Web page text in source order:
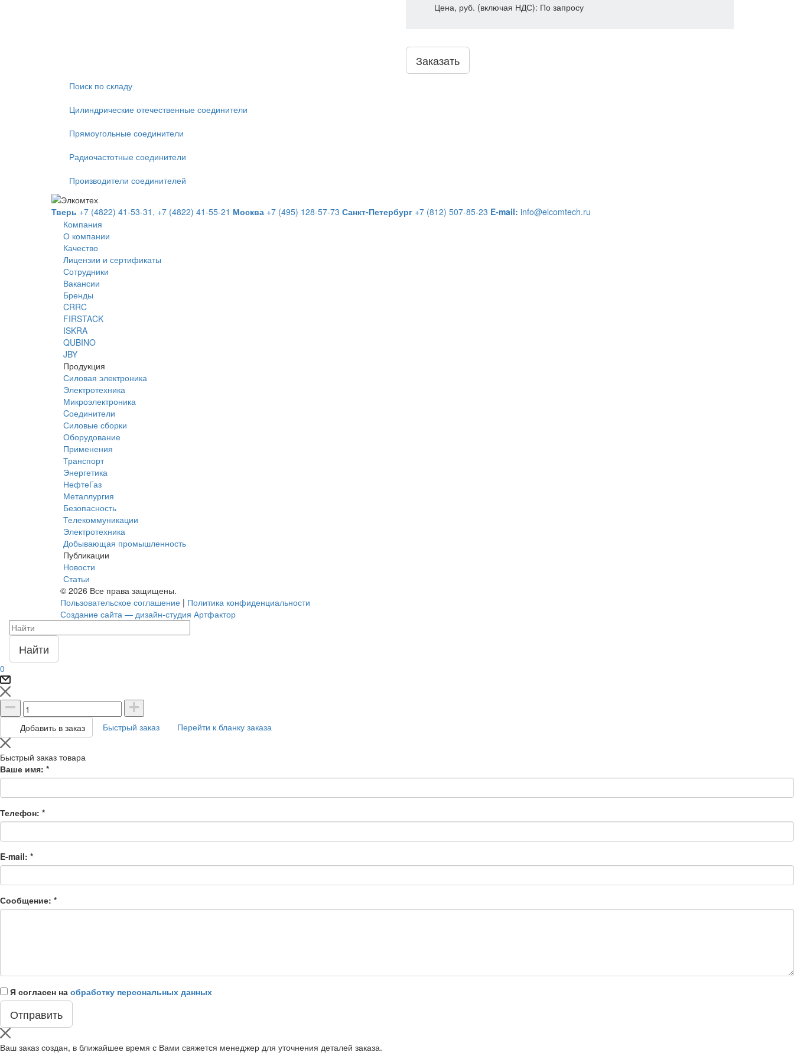
Цена, руб. (включая НДС): По запросу
Заказать
Поиск по складу
Цилиндрические отечественные соединители
Прямоугольные соединители
Радиочастотные соединители
Производители соединителей
Тверь +7 (4822) 41-53-31, +7 (4822) 41-55-21 Москва +7 (495) 128-57-73 Санкт-Петербург +7 (812) 507-85-23 E-mail: info@elcomtech.ru
Компания
О компании
Качество
Лицензии и сертификаты
Сотрудники
Вакансии
Бренды
CRRC
FIRSTACK
ISKRA
QUBINO
JBY
Продукция
Силовая электроника
Электротехника
Микроэлектроника
Cоединители
Силовые сборки
Оборудование
Применения
Транспорт
Энергетика
НефтеГаз
Металлургия
Безопасность
Телекоммуникации
Электротехника
Добывающая промышленность
Публикации
Новости
Статьи
© 2026 Все права защищены.
Пользовательское соглашение | Политика конфиденциальности
Создание сайта — дизайн-студия Артфактор
Найти
0
Добавить в заказ Быстрый заказ Перейти к бланку заказа
Быстрый заказ товара
Ваше имя: *
Телефон: *
E-mail: *
Сообщение: *
Я согласен на обработку персональных данных
Ваш заказ создан, в ближайшее время с Вами свяжется менеджер для уточнения деталей заказа.